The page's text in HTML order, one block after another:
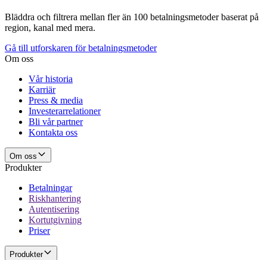
Bläddra och filtrera mellan fler än 100 betalningsmetoder baserat på
region, kanal med mera.
Gå till utforskaren för betalningsmetoder
Om oss
Vår historia
Karriär
Press & media
Investerarrelationer
Bli vår partner
Kontakta oss
Om oss
Produkter
Betalningar
Riskhantering
Autentisering
Kortutgivning
Priser
Produkter